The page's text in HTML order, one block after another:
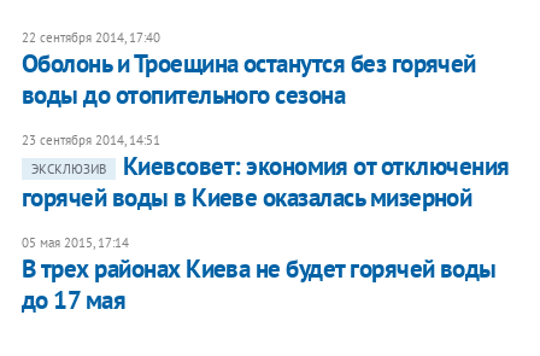
22 сентября 2014, 17:40
Оболонь и Троещина останутся без горячей
воды до отопительного сезона
23 сентября 2014, 14:51
ЭКСКЛЮЗИВ
Киевсовет: экономия от отключения
горячей воды в Киеве оказалась мизерной
05 мая 2015, 17:14
В трех районах Киева не будет горячей воды
до 17 мая